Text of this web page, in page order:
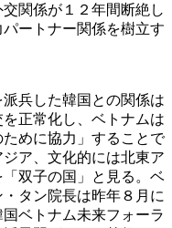
関係が１２年間断絶し
ートナー関係を樹立す
兵した韓国との関係は
正常化し、ベトナムは
ために協力」することで
ア、文化的には北東ア
双子の国」と見る。ベ
タン院長は昨年８月に
ベトナム未来フォーラ